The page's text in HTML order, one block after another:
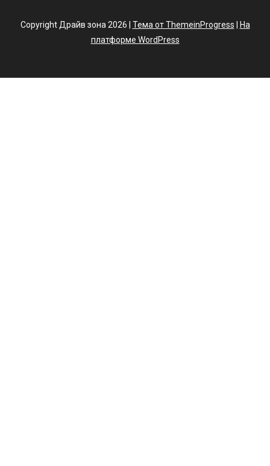
Copyright Драйв зона 2026 | Тема от ThemeinProgress
На
платформе WordPress